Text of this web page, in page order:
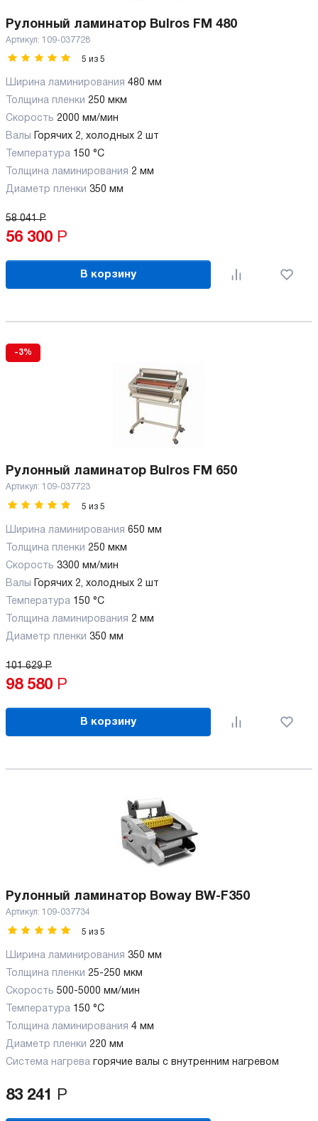
Рулонный ламинатор Bulros FM 480
Артикул: 109-037728
5 из 5
Ширина ламинирования 480 мм
Толщина пленки 250 мкм
Скорость 2000 мм/мин
Валы
Горячих 2, холодных 2 шт
Температура 150 °C
Толщина ламинирования 2 мм
Диаметр пленки 350 мм
58 041 Р
56 300 Р
В корзину
-3%
Рулонный ламинатор Bulros FM 650
Артикул: 109-037723
5 из 5
Ширина ламинирования 650 мм
Толщина пленки 250 мкм
Скорость 3300 мм/мин
Валы
Горячих 2, холодных 2 шт
Температура 150 °C
Толщина ламинирования 2 мм
Диаметр пленки 350 мм
101 629 Р
98 580 Р
В корзину
Рулонный ламинатор Boway BW-F350
Артикул: 109-037734
5 из 5
Ширина ламинирования 350 мм
Толщина пленки 25-250 мкм
Скорость 500-5000 мм/мин
Температура 150 °C
Толщина ламинирования 4 мм
Диаметр пленки 220 мм
Система нагрева горячие валы с внутренним нагревом
83 241 Р